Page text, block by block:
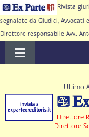
Rivista
segnalate da Giudici, Avvocati
Direttore responsabile Avv.
Ultimo
Direttore
Direttore